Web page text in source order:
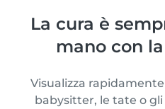
La cura è
mano con
Visualizza
babysitter, le tate o